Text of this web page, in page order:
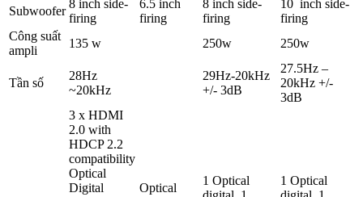
Subwoofer
8 inch side-
firing
6.5 inch
firing
8 inch side-
firing
10 inch side-
firing
Công suất
ampli
135 w 250w 250w
Tần số
28Hz
~20kHz
29Hz-20kHz
+/- 3dB
27.5Hz –
20kHz +/-
3dB
3 x HDMI
2.0 with
HDCP 2.2
compatibility
Optical
Digital
Optical
1 Optical
1 Optical